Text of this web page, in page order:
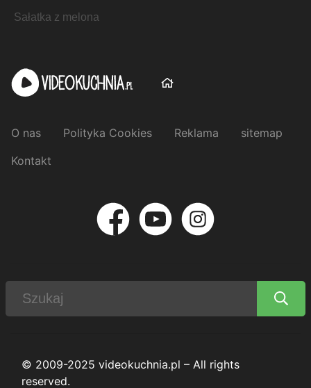
Sałatka z melona
O nas Polityka Cookies Reklama
sitemap
Kontakt
© 2009-2025 videokuchnia.pl – All rights
reserved.